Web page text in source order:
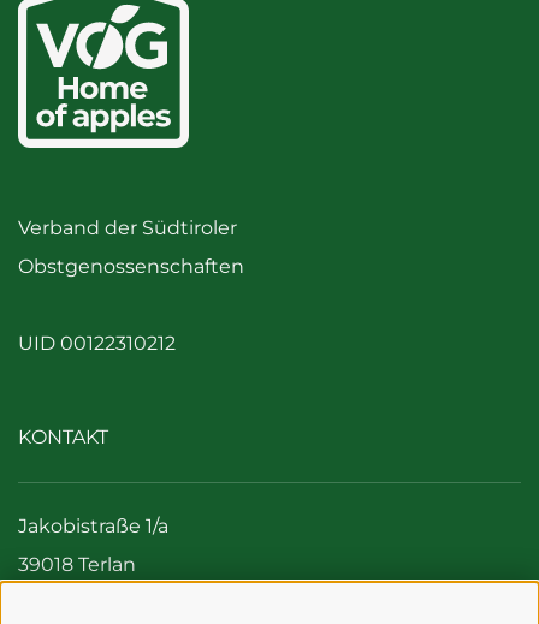
Verband der Südtiroler
Obstgenossenschaften
UID 00122310212
KONTAKT
Jakobistraße 1/a
39018 Terlan